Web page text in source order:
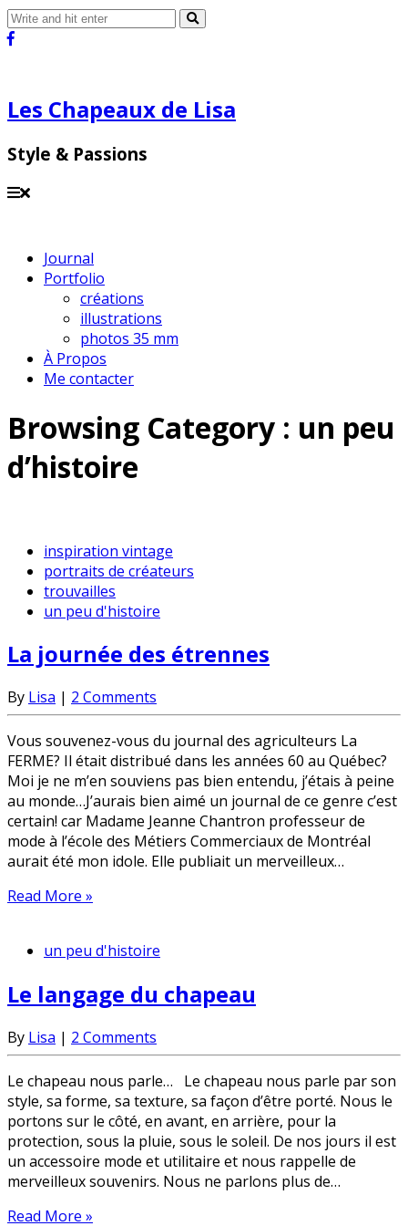
Les Chapeaux de Lisa
Style & Passions
Journal
Portfolio
créations
illustrations
photos 35 mm
À Propos
Me contacter
Browsing Category : un peu
d’histoire
inspiration vintage
portraits de créateurs
trouvailles
un peu d'histoire
La journée des étrennes
By Lisa | 2 Comments
Vous souvenez-vous du journal des agriculteurs La
FERME? Il était distribué dans les années 60 au Québec?
Moi je ne m’en souviens pas bien entendu, j’étais à peine
au monde…J’aurais bien aimé un journal de ce genre c’est
certain! car Madame Jeanne Chantron professeur de
mode à l’école des Métiers Commerciaux de Montréal
aurait été mon idole. Elle publiait un merveilleux…
Read More »
un peu d'histoire
Le langage du chapeau
By Lisa | 2 Comments
Le chapeau nous parle… Le chapeau nous parle par son
style, sa forme, sa texture, sa façon d’être porté. Nous le
portons sur le côté, en avant, en arrière, pour la
protection, sous la pluie, sous le soleil. De nos jours il est
un accessoire mode et utilitaire et nous rappelle de
merveilleux souvenirs. Nous ne parlons plus de…
Read More »